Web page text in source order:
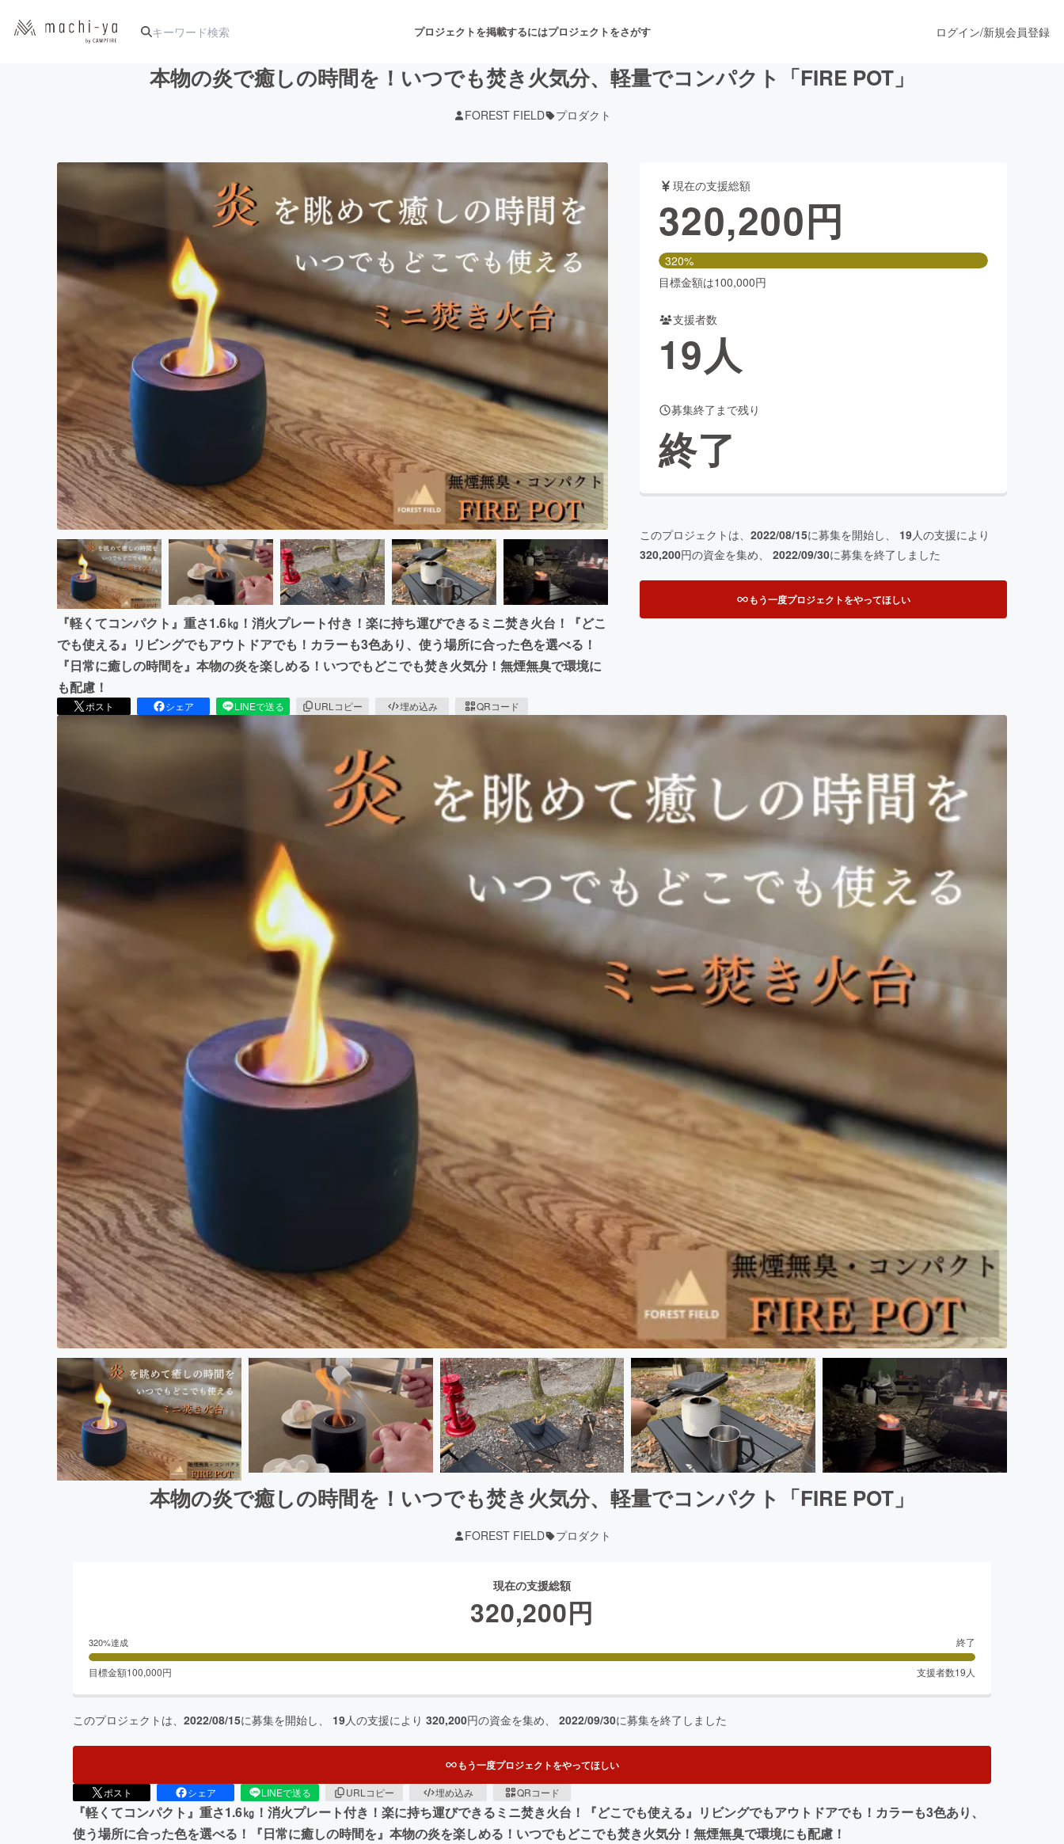
プロジェクトを掲載するにはプロジェクトをさがす
アート・写真 音楽 舞台・パフォーマンス
テクノロジー・ガジェット ゲーム・サービス開発 ファッション
映像・映画 書籍・雑誌出版
ビジネス・起業 チャレンジ ビューティー・ヘルスケア
まちづくり・地域活性化
CAMPFIRE for Social GoodCAMPFIRE Creation
CAMPFIREふるさと納税machi-yaコミュニティ
ログイン/新規会員登録
本物の炎で癒しの時間を！いつでも焚き火気分、軽量でコンパクト「FIRE POT」
FOREST FIELD プロダクト
『軽くてコンパクト』重さ1.6㎏！消火プレート付き！楽に持ち運びできるミニ焚き火台！『どこ
でも使える』リビングでもアウトドアでも！カラーも3色あり、使う場所に合った色を選べる！
『日常に癒しの時間を』本物の炎を楽しめる！いつでもどこでも焚き火気分！無煙無臭で環境に
も配慮！
ポスト シェア LINEで送る URLコピー 埋め込み QRコード
現在の支援総額
320,200円
320%
目標金額は100,000円
支援者数
19人
募集終了まで残り
終了
このプロジェクトは、 2022/08/15に募集を開始し、 19人の支援により
320,200円の資金を集め、 2022/09/30に募集を終了しました
もう一度プロジェクトをやってほしい
本物の炎で癒しの時間を！いつでも焚き火気分、軽量でコンパクト「FIRE POT」
FOREST FIELD プロダクト
現在の支援総額
320,200円
320%達成 終了
目標金額100,000円 支援者数19 人
このプロジェクトは、 2022/08/15に募集を開始し、 19人の支援により 320,200円の資金を集め、 2022/09/30に募集を終了しました
もう一度プロジェクトをやってほしい
ポスト シェア LINEで送る URLコピー 埋め込み QRコード
『軽くてコンパクト』重さ1.6㎏！消火プレート付き！楽に持ち運びできるミニ焚き火台！『どこでも使える』リビングでもアウトドアでも！カラーも3色あり、
使う場所に合った色を選べる！『日常に癒しの時間を』本物の炎を楽しめる！いつでもどこでも焚き火気分！無煙無臭で環境にも配慮！